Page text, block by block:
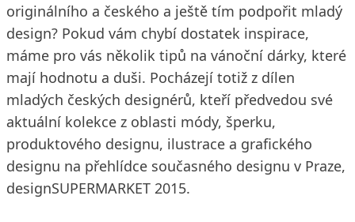
originálního a českého a ještě tím podpořit mladý
design? Pokud vám chybí dostatek inspirace,
máme pro vás několik tipů na vánoční dárky, které
mají hodnotu a duši. Pocházejí totiž z dílen
mladých českých designérů, kteří předvedou své
aktuální kolekce z oblasti módy, šperku,
produktového designu, ilustrace a grafického
designu na přehlídce současného designu v Praze,
designSUPERMARKET 2015.